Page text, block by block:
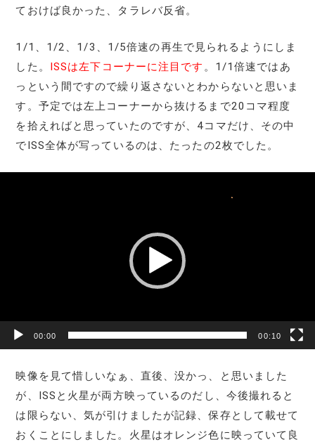
ておけば良かった、タラレバ反省。
1/1、1/2、1/3、1/5倍速の再生で見られるようにしま
した。 ISSは左下コーナーに注目です 。1/1倍速ではあ
っという間ですので繰り返さないとわからないと思いま
す。予定では左上コーナーから抜けるまで20コマ程度
を拾えればと思っていたのですが、4コマだけ、その中
でISS全体が写っているのは、たったの2枚でした。
00:00 00:10
映像を見て惜しいなぁ、直後、没かっ、と思いました
が、ISSと火星が両方映っているのだし、今後撮れると
は限らない、気が引けましたが記録、保存として載せて
おくことにしました。火星はオレンジ色に映っていて良